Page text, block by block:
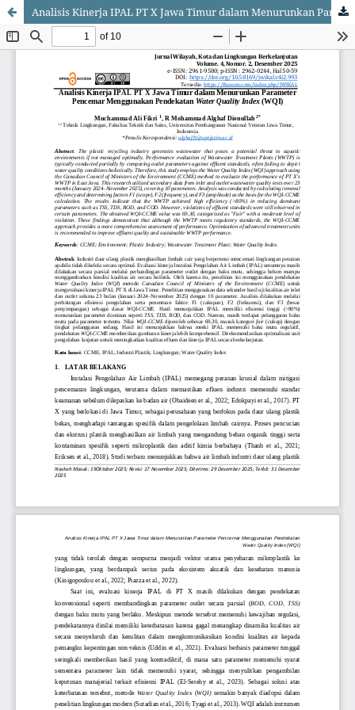
Analisis Kinerja IPAL PT X Jawa Timur dalam Menurunkan Parameter Pencemar Menggunakan Pendekatan Water Quality Index (WQI)